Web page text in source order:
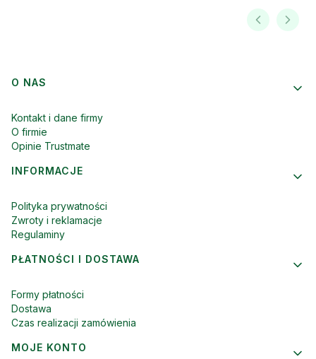
Linki w stopce
O NAS
Kontakt i dane firmy
O firmie
Opinie Trustmate
INFORMACJE
Polityka prywatności
Zwroty i reklamacje
Regulaminy
PŁATNOŚCI I DOSTAWA
Formy płatności
Dostawa
Czas realizacji zamówienia
MOJE KONTO